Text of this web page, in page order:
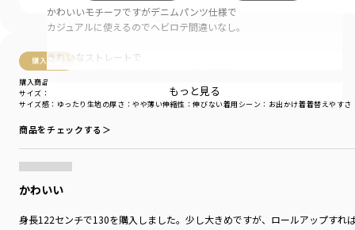
購入商品
購入商品
サイズ感 ：ゆったり 生地の厚さ ：やや薄い伸縮性 ：伸びない着用シーン ：お出かけ着着替えやすさ
サイズ：130cm
商品をチェックする＞
かわいい
身長122センチで130を購入しました。少し大きめですが、ロールアップす
かわいいモチーフですがデニムパンツ仕様で
カジュアルに使えるのでヘビロテ間違いなし。
きれいなストレートで
キッズでも着脱しやすいウエストゴム仕様。
ストレッチが入っているので動きやすく
フロントボタンと
Ou? by EDWINオリジナルホワイトピスネーム付き。
【Ou? by EDWIN(オウ? バイ エドウイン)について】
0.5秒ですきになるキッズデニム
もっと見る